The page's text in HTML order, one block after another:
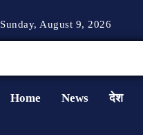
Sunday, August 9, 2026
Home News देश